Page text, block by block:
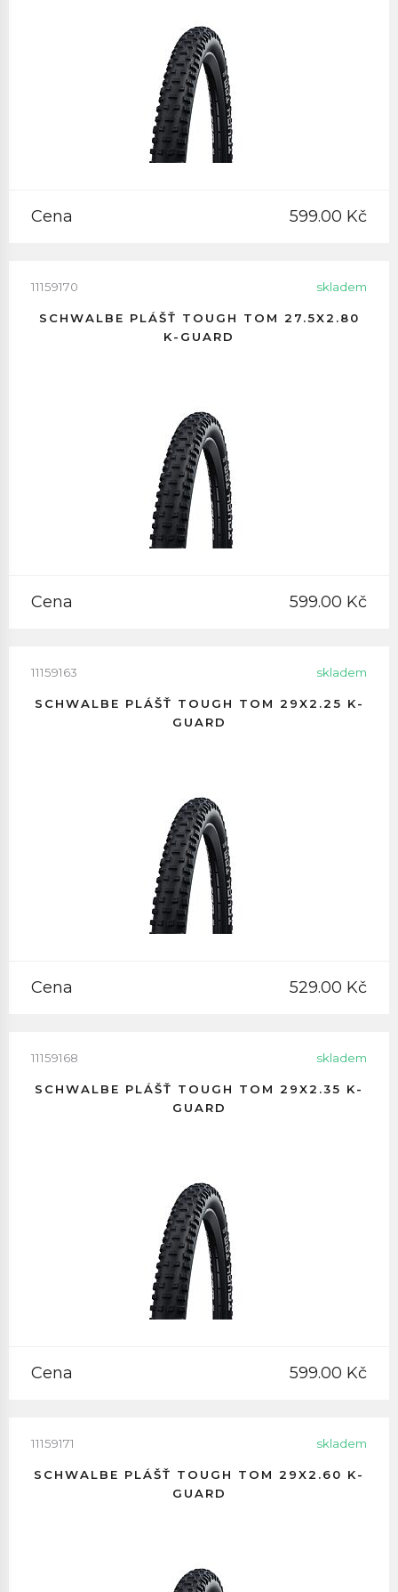
Cena 599.00 Kč
11159170 skladem
SCHWALBE PLÁŠŤ TOUGH TOM 27.5X2.80
K-GUARD
Cena 599.00 Kč
11159163 skladem
SCHWALBE PLÁŠŤ TOUGH TOM 29X2.25 K-
GUARD
Cena 529.00 Kč
11159168 skladem
SCHWALBE PLÁŠŤ TOUGH TOM 29X2.35 K-
GUARD
Cena 599.00 Kč
11159171 skladem
SCHWALBE PLÁŠŤ TOUGH TOM 29X2.60 K-
GUARD